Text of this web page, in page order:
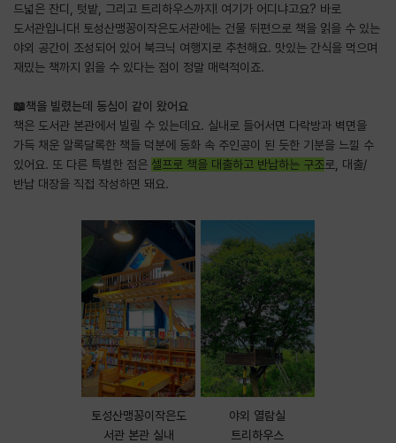
드넓은 잔디, 텃밭, 그리고 트리하우스까지! 여기가 어디냐고요? 바로
도서관입니다! 토성산맹꽁이작은도서관에는 건물 뒤편으로 책을 읽을 수 있는
야외 공간이 조성되어 있어 북크닉 여행지로 추천해요. 맛있는 간식을 먹으며
재밌는 책까지 읽을 수 있다는 점이 정말 매력적이죠.
📖책을 빌렸는데 동심이 같이 왔어요
책은 도서관 본관에서 빌릴 수 있는데요. 실내로 들어서면 다락방과 벽면을
가득 채운 알록달록한 책들 덕분에 동화 속 주인공이 된 듯한 기분을 느낄 수
있어요. 또 다른 특별한 점은 셀프로 책을 대출하고 반납하는 구조로, 대출/
반납 대장을 직접 작성하면 돼요.
토성산맹꽁이작은도
서관 본관 실내
야외 열람실
트리하우스